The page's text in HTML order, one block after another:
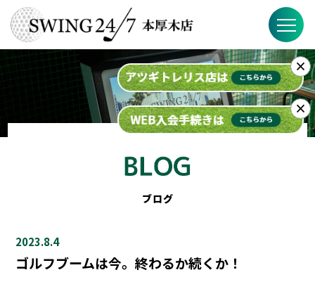
SWING24/7の特徴
料金
スケジュール
ブログ
2023.8.4
ゴルフブームは今。終わるか続くか！
×
×